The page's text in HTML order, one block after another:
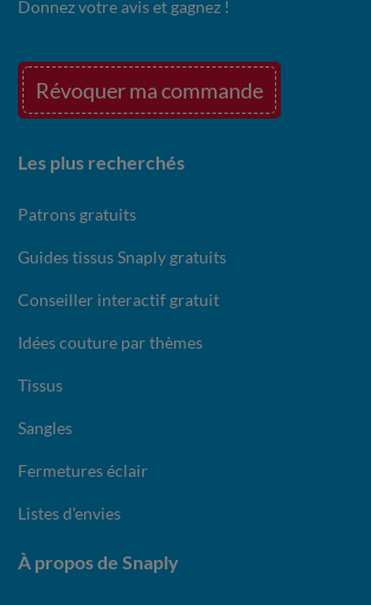
Donnez votre avis et gagnez !
Révoquer ma commande
Les plus recherchés
Patrons gratuits
Guides tissus Snaply gratuits
Conseiller interactif gratuit
Idées couture par thèmes
Tissus
Sangles
Fermetures éclair
Listes d'envies
À propos de Snaply